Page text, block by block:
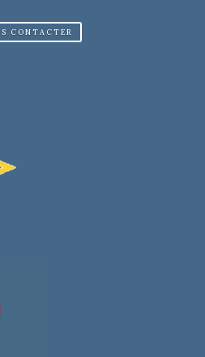
CONTACTER